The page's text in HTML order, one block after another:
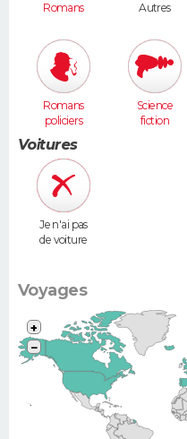
Romans Autres
Romans
policiers
Science
fiction
Voitures
Je n'ai pas
de voiture
Voyages
+
−